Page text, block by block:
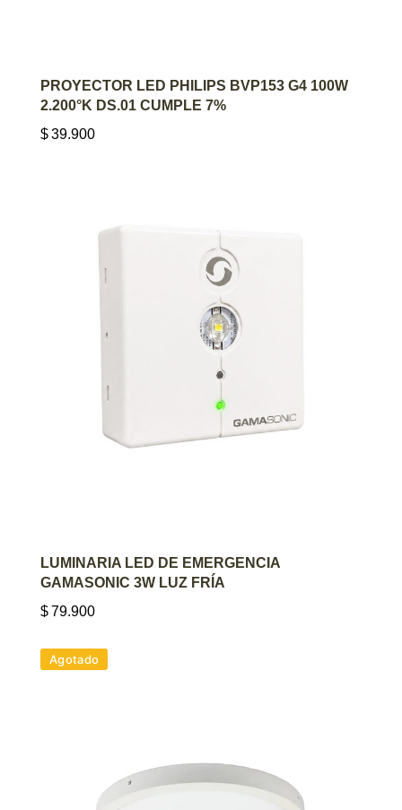
AGREGAR AL CARRITO
PROYECTOR LED PHILIPS BVP153 G4 100W
2.200°K DS.01 CUMPLE 7%
$39.900
AGREGAR AL CARRITO
LUMINARIA LED DE EMERGENCIA
GAMASONIC 3W LUZ FRÍA
$79.900
Agotado